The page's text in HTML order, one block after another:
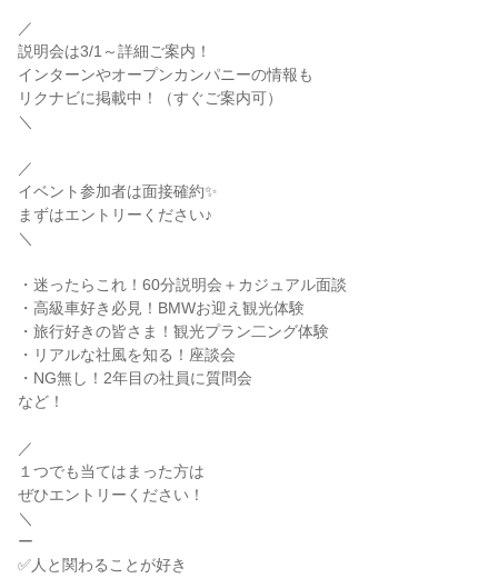
／
説明会は3/1～詳細ご案内！
インターンやオープンカンパニーの情報も
リクナビに掲載中！（すぐご案内可）
＼
／
イベント参加者は面接確約✨
まずはエントリーください♪
＼
・迷ったらこれ！60分説明会＋カジュアル面談
・高級車好き必見！BMWお迎え観光体験
・旅行好きの皆さま！観光プラン二ング体験
・リアルな社風を知る！座談会
・NG無し！2年目の社員に質問会
など！
／
１つでも当てはまった方は
ぜひエントリーください！
＼
ー
✅人と関わることが好き